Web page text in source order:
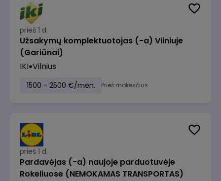
prieš 1 d.
Užsakymų komplektuotojas (-a) Vilniuje
(Gariūnai)
IKI Vilnius
1500 - 2500 €/mėn. Prieš mokesčius
prieš 1 d.
Pardavėjas (-a) naujoje parduotuvėje
Rokeliuose (NEMOKAMAS TRANSPORTAS)